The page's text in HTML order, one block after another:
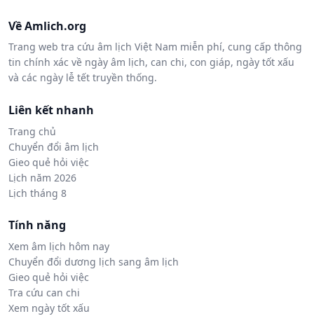
Về Amlich.org
Trang web tra cứu âm lịch Việt Nam miễn phí, cung cấp thông
tin chính xác về ngày âm lịch, can chi, con giáp, ngày tốt xấu
và các ngày lễ tết truyền thống.
Liên kết nhanh
Trang chủ
Chuyển đổi âm lịch
Gieo quẻ hỏi việc
Lịch năm 2026
Lịch tháng 8
Tính năng
Xem âm lịch hôm nay
Chuyển đổi dương lịch sang âm lịch
Gieo quẻ hỏi việc
Tra cứu can chi
Xem ngày tốt xấu